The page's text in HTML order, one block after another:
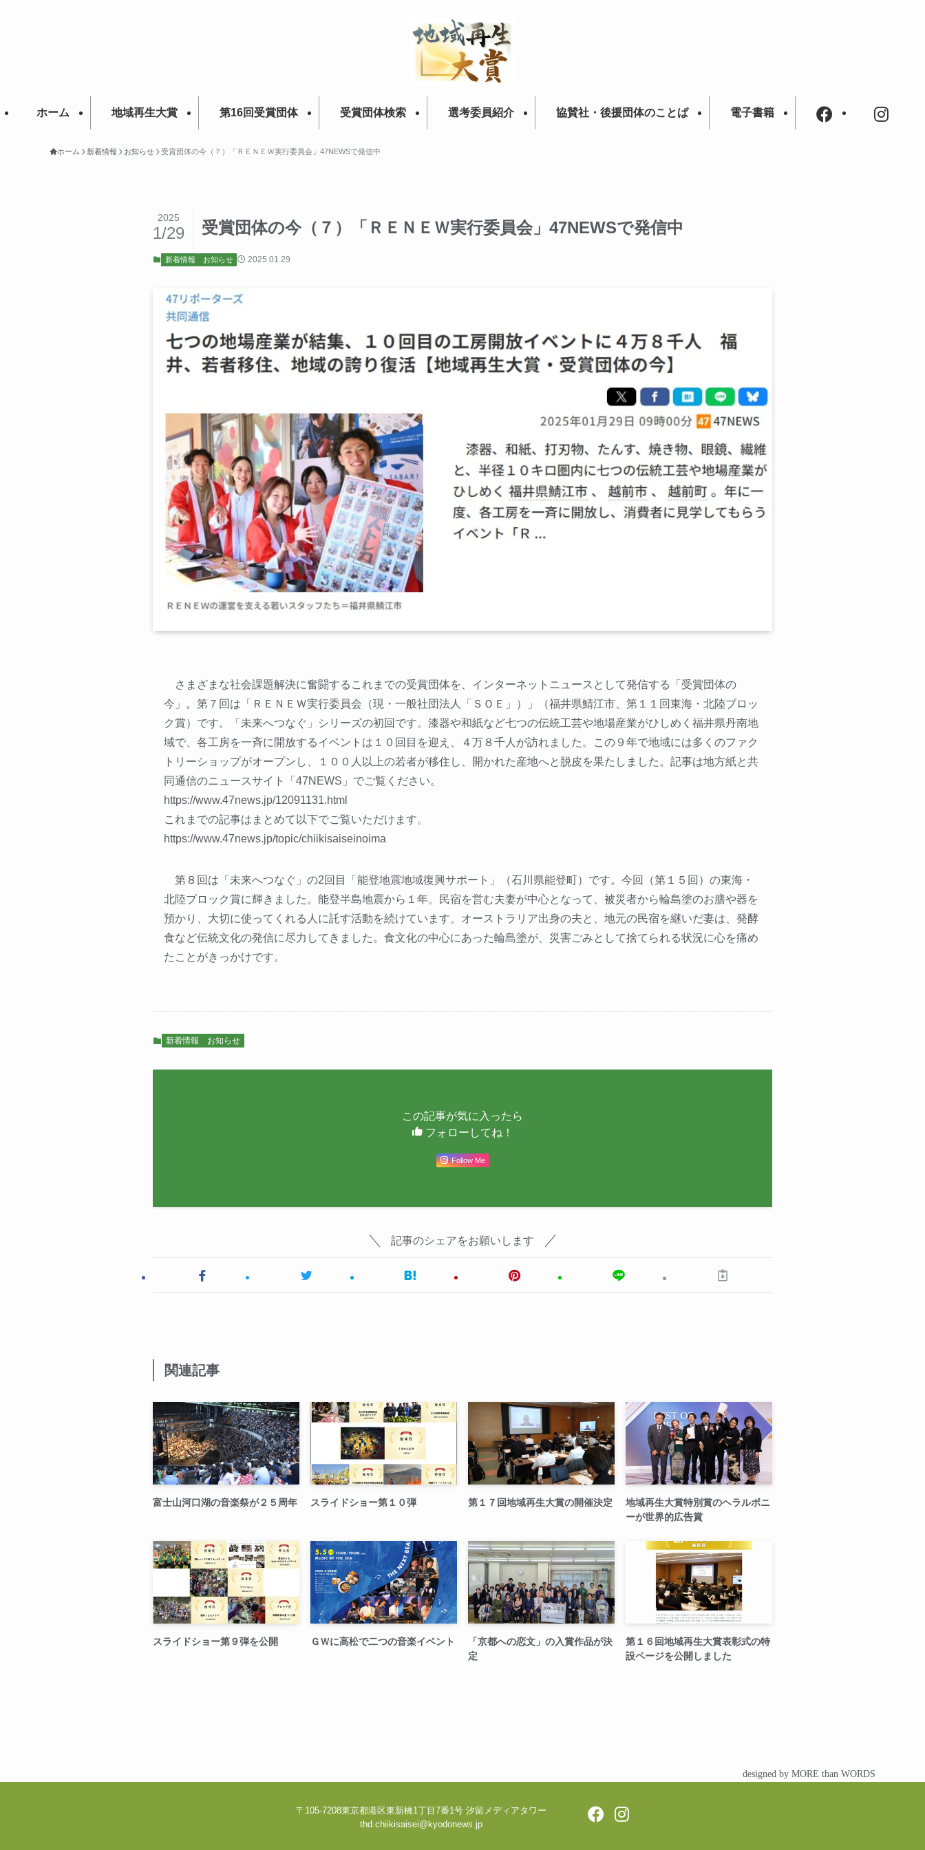
ホーム 地域再生大賞 第16回受賞団体 受賞団体検索 選考委員紹介 協賛社・後援団体のことば 電子書籍
ホーム 新着情報 お知らせ 受賞団体の今（７）「ＲＥＮＥＷ実行委員会」47NEWSで発信中
受賞団体の今（７）「ＲＥＮＥＷ実行委員会」47NEWSで発信中
2025
1/29
新着情報 お知らせ 2025.01.29
さまざまな社会課題解決に奮闘するこれまでの受賞団体を、インターネットニュースとして発信する「受賞団体の
今」。第７回は「ＲＥＮＥＷ実行委員会（現・一般社団法人「ＳＯＥ」）」（福井県鯖江市、第１１回東海・北陸ブロッ
ク賞）です。「未来へつなぐ」シリーズの初回です。漆器や和紙など七つの伝統工芸や地場産業がひしめく福井県丹南地
域で、各工房を一斉に開放するイベントは１０回目を迎え、４万８千人が訪れました。この９年で地域には多くのファク
トリーショップがオープンし、１００人以上の若者が移住し、開かれた産地へと脱皮を果たしました。記事は地方紙と共
同通信のニュースサイト「47NEWS」でご覧ください。
https://www.47news.jp/12091131.html
これまでの記事はまとめて以下でご覧いただけます。
https://www.47news.jp/topic/chiikisaiseinoima
第８回は「未来へつなぐ」の2回目「能登地震地域復興サポート」（石川県能登町）です。今回（第１５回）の東海・
北陸ブロック賞に輝きました。能登半島地震から１年。民宿を営む夫妻が中心となって、被災者から輪島塗のお膳や器を
預かり、大切に使ってくれる人に託す活動を続けています。オーストラリア出身の夫と、地元の民宿を継いだ妻は、発酵
食など伝統文化の発信に尽力してきました。食文化の中心にあった輪島塗が、災害ごみとして捨てられる状況に心を痛め
たことがきっかけです。
新着情報 お知らせ
この記事が気に入ったら
フォローしてね！
Follow Me
記事のシェアをお願いします
関連記事
富士山河口湖の音楽祭が２５周年 スライドショー第１０弾 第１７回地域再生大賞の開催決定
地域再生大賞特別賞のヘラルボニ
ーが世界的広告賞
スライドショー第９弾を公開 ＧＷに高松で二つの音楽イベント
「京都への恋文」の入賞作品が決
定
第１６回地域再生大賞表彰式の特
設ページを公開しました
designed by MORE than WORDS
〒105-7208東京都港区東新橋1丁目7番1号 汐留メディアタワー
thd.chiikisaisei@kyodonews.jp